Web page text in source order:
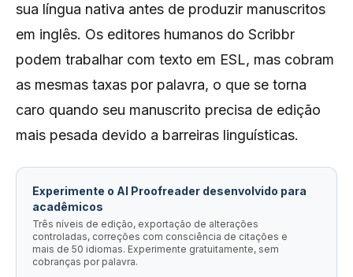
sua língua nativa antes de produzir manuscritos
em inglês. Os editores humanos do Scribbr
podem trabalhar com texto em ESL, mas cobram
as mesmas taxas por palavra, o que se torna
caro quando seu manuscrito precisa de edição
mais pesada devido a barreiras linguísticas.
Experimente o AI Proofreader desenvolvido para
acadêmicos
Três níveis de edição, exportação de alterações
controladas, correções com consciência de citações e
mais de 50 idiomas. Experimente gratuitamente, sem
cobranças por palavra.